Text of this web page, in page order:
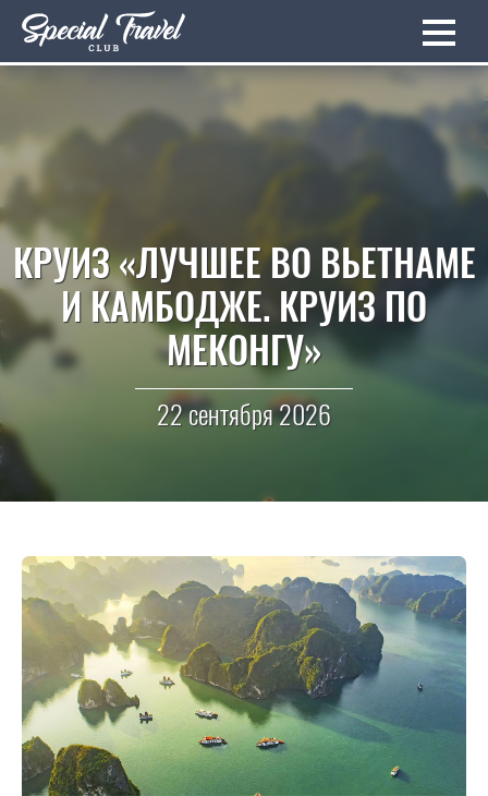
КРУИЗ «ЛУЧШЕЕ ВО ВЬЕТНАМЕ
И КАМБОДЖЕ. КРУИЗ ПО
МЕКОНГУ»
22 сентября 2026